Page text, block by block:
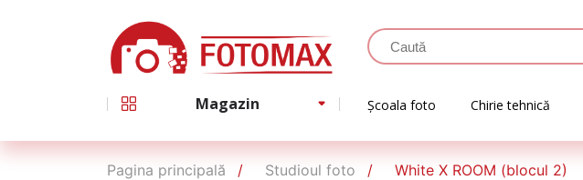
Magazin Școala foto Chirie tehnică
Pagina principală Studioul foto White X ROOM (blocul 2)